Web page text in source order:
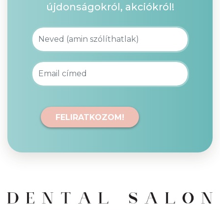
újdonságokról, akciókról!
FELIRATKOZOM!